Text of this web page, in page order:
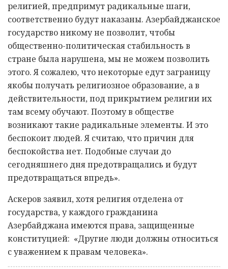
религией, предпримут радикальные шаги,
соответственно будут наказаны. Азербайджанское
государство никому не позволит, чтобы
общественно-политическая стабильность в
стране была нарушена, мы не можем позволить
этого. Я сожалею, что некоторые едут заграницу
якобы получать религиозное образование, а в
действительности, под прикрытием религии их
там всему обучают. Поэтому в обществе
возникают такие радикальные элементы. И это
беспокоит людей. Я считаю, что причин для
беспокойства нет. Подобные случаи до
сегодняшнего дня предотвращались и будут
предотвращаться впредь».
Аскеров заявил, хотя религия отделена от
государства, у каждого гражданина
Азербайджана имеются права, защищенные
конституцией: «Другие люди должны относиться
с уважением к правам человека».